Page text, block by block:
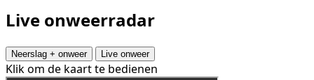
Live onweerradar
Neerslag + onweer Live onweer
Klik om de kaart te bedienen